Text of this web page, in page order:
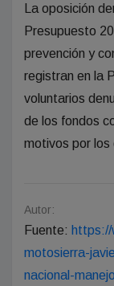
La oposición
Presupuesto
prevención y
registran en la
voluntarios
de los fondos
motivos por los
Autor:
Fuente:
motosierra-
nacional-